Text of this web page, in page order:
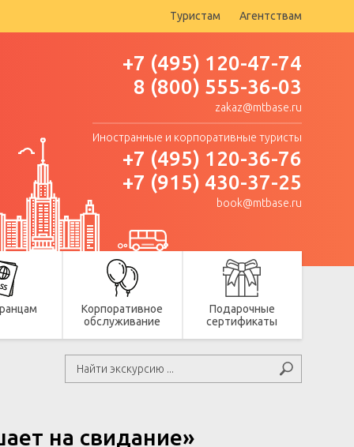
Туристам Агентствам
+7 (495) 120-47-74
8 (800) 555-36-03
zakaz@mtbase.ru
Иностранные и корпоративные туристы
+7 (495) 120-36-76
+7 (915) 430-37-25
book@mtbase.ru
Корпоративное
обслуживание
Подарочные
сертификаты
на свидание»